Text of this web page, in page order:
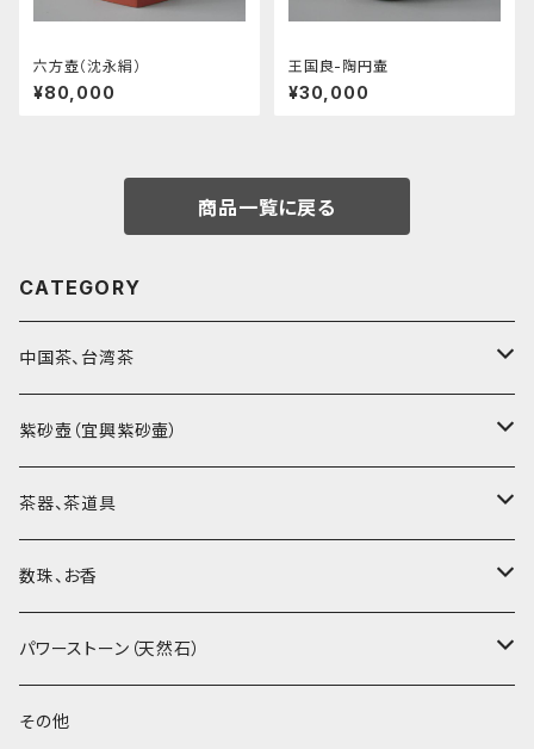
六方壺（沈永絹）
¥80,000
王国良-陶円壷
¥30,000
商品一覧に戻る
CATEGORY
中国茶、台湾茶
烏龍茶（ウーロン茶）
黒茶（緊圧茶、普洱茶）
紅茶、白茶、緑茶
茶外茶、工藝茶、その他
紫砂壺（宜興紫砂壷）
大師、名人、高工の作品
周菊英（高級工藝美術師）
高級工藝美術師の作品
王柯鈞（高級工藝美術師）
茶器、茶道具
茶杯、聞香杯
茶海、茶漏（茶漉し）
蓋碗、壷承、茶船
数珠、お香
お香、香炉
数珠、その他
パワーストーン（天然石）
アゲート（瑪瑙）
その他